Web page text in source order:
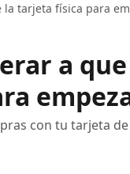
tarjeta física para
a
con tu tarjeta